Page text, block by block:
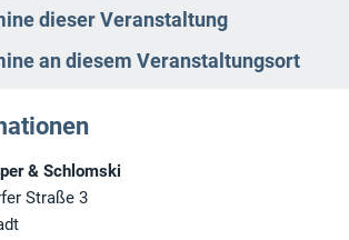
dieser Veranstaltung
an diesem Veranstaltungsort
& Schlomski
Straße 3